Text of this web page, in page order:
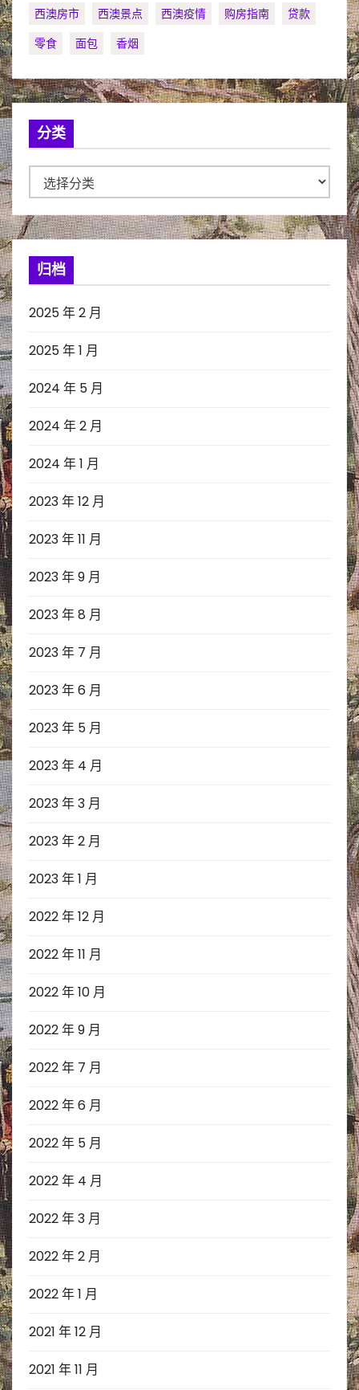
西澳房市
西澳景点 西澳疫情 购房指南
贷款
零食
面包 香烟
分类
类
归档
2025 年 2 月
2025 年 1 月
2024 年 5 月
2024 年 2 月
2024 年 1 月
2023 年 12 月
2023 年 11 月
2023 年 9 月
2023 年 8 月
2023 年 7 月
2023 年 6 月
2023 年 5 月
2023 年 4 月
2023 年 3 月
2023 年 2 月
2023 年 1 月
2022 年 12 月
2022 年 11 月
2022 年 10 月
2022 年 9 月
2022 年 7 月
2022 年 6 月
2022 年 5 月
2022 年 4 月
2022 年 3 月
2022 年 2 月
2022 年 1 月
2021 年 12 月
2021 年 11 月